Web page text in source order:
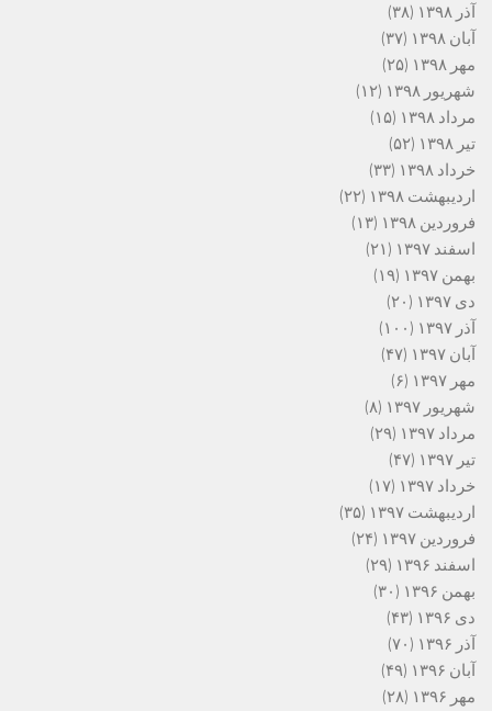
آذر ۱۳۹۸
(۳۸)
آبان ۱۳۹۸
(۳۷)
مهر ۱۳۹۸
(۲۵)
شهریور ۱۳۹۸
(۱۲)
مرداد ۱۳۹۸
(۱۵)
تیر ۱۳۹۸
(۵۲)
خرداد ۱۳۹۸
(۳۳)
اردیبهشت ۱۳۹۸
(۲۲)
فروردین ۱۳۹۸
(۱۳)
اسفند ۱۳۹۷
(۲۱)
بهمن ۱۳۹۷
(۱۹)
دی ۱۳۹۷
(۲۰)
آذر ۱۳۹۷
(۱۰۰)
آبان ۱۳۹۷
(۴۷)
مهر ۱۳۹۷
(۶)
شهریور ۱۳۹۷
(۸)
مرداد ۱۳۹۷
(۲۹)
تیر ۱۳۹۷
(۴۷)
خرداد ۱۳۹۷
(۱۷)
اردیبهشت ۱۳۹۷
(۳۵)
فروردین ۱۳۹۷
(۲۴)
اسفند ۱۳۹۶
(۲۹)
بهمن ۱۳۹۶
(۳۰)
دی ۱۳۹۶
(۴۳)
آذر ۱۳۹۶
(۷۰)
آبان ۱۳۹۶
(۴۹)
مهر ۱۳۹۶
(۲۸)